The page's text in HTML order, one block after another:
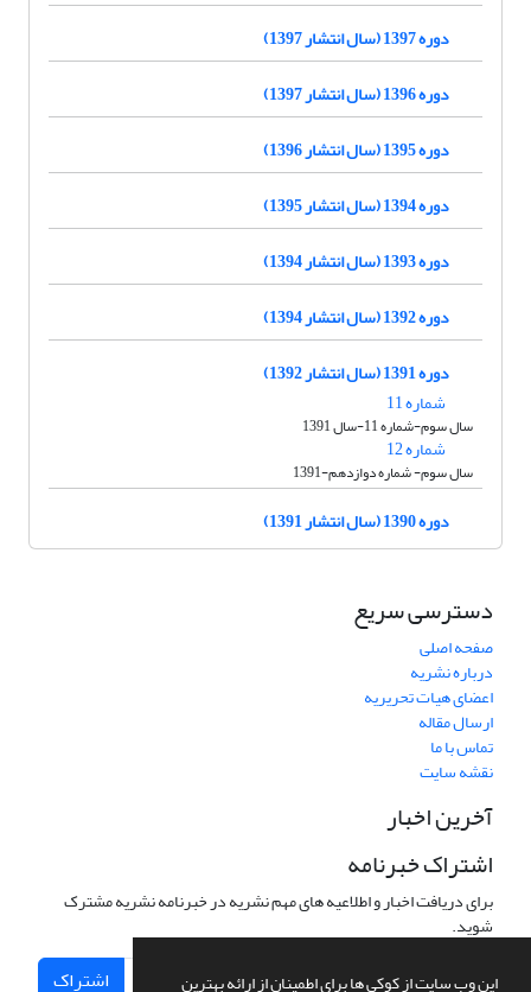
این وب سایت از کوکی ها برای اطمینان از ارائه بهترین
دوره 1397 (سال انتشار 1397)
دوره 1396 (سال انتشار 1397)
دوره 1395 (سال انتشار 1396)
دوره 1394 (سال انتشار 1395)
دوره 1393 (سال انتشار 1394)
دوره 1392 (سال انتشار 1394)
دوره 1391 (سال انتشار 1392)
شماره 11
سال سوم-شماره 11-سال 1391
شماره 12
سال سوم- شماره دوازدهم-1391
دوره 1390 (سال انتشار 1391)
دسترسی سریع
صفحه اصلی
درباره نشریه
اعضای هیات تحریریه
ارسال مقاله
تماس با ما
نقشه سایت
آخرین اخبار
اشتراک خبرنامه
برای دریافت اخبار و اطلاعیه های مهم نشریه در خبرنامه نشریه مشترک
شوید.
اشتراک